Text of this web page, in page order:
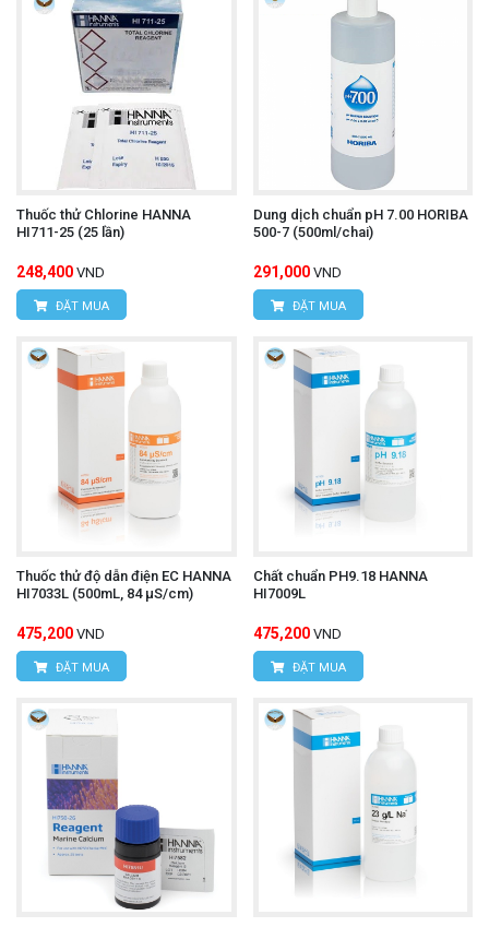
Thuốc thử Chlorine HANNA
HI711-25 (25 lần)
248,400 VND
ĐẶT MUA
Dung dịch chuẩn pH 7.00 HORIBA
500-7 (500ml/chai)
291,000 VND
ĐẶT MUA
Thuốc thử độ dẫn điện EC HANNA
HI7033L (500mL, 84 µS/cm)
475,200 VND
ĐẶT MUA
Chất chuẩn PH9.18 HANNA
HI7009L
475,200 VND
ĐẶT MUA